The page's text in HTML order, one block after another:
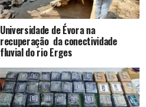
Universidade de Évora na
recuperação da conectividade
fluvial do rio Erges